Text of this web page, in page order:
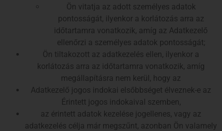
Ön vitatja az adott személyes adatok
pontosságát, ilyenkor a korlátozás arra az
időtartamra vonatkozik, amíg az Adatkezelő
ellenőrzi a személyes adatok pontosságát;
Ön tiltakozott az adatkezelés ellen, ilyenkor a
korlátozás arra az időtartamra vonatkozik, amíg
megállapításra nem kerül, hogy az
Adatkezelő jogos indokai elsőbbséget élveznek-e az
Érintett jogos indokaival szemben,
az érintett adatok kezelése jogellenes, vagy az
adatkezelés célja már megszűnt, azonban Ön valamely